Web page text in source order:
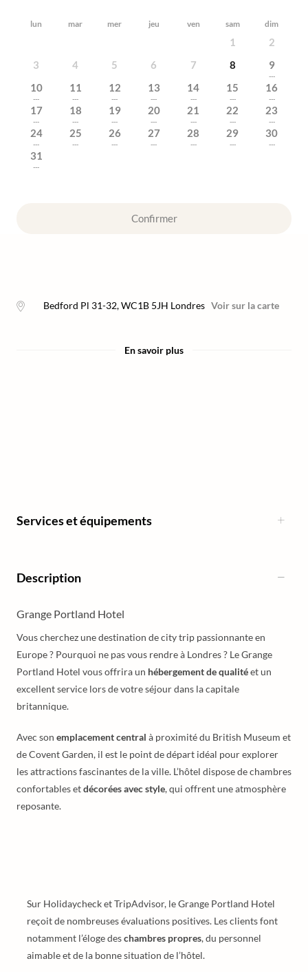
lun mar mer jeu ven sam dim
1
2
3
4 5 6 7 8 9
---
10
---
11
---
12
---
13
---
14
---
15
---
16
---
17
---
18
---
19
---
20
---
21
---
22
---
23
---
24
---
25
---
26
---
27
---
28
---
29
---
30
---
31
---
Confirmer
Bedford Pl 31-32,WC1B 5JH Londres Voir sur la carte
En savoir plus
Services et équipements
Description
Grange Portland Hotel
Vous cherchez une destination de city trip passionnante en
Europe ? Pourquoi ne pas vous rendre à Londres ? Le Grange
Portland Hotel vous offrira un hébergement de qualitéet un
excellent service lors de votre séjour dans la capitale
britannique.
Avec son emplacement central à proximité du British Museum et
de Covent Garden, il est le point de départ idéal pour explorer
les attractions fascinantes de la ville. L’hôtel dispose de chambres
confortables etdécorées avec style, qui offrent une atmosphère
reposante.
Sur Holidaycheck et TripAdvisor, le Grange Portland Hotel
reçoit de nombreuses évaluations positives. Les clients font
notamment l’éloge deschambres propres, du personnel
aimable et de la bonne situation de l’hôtel.